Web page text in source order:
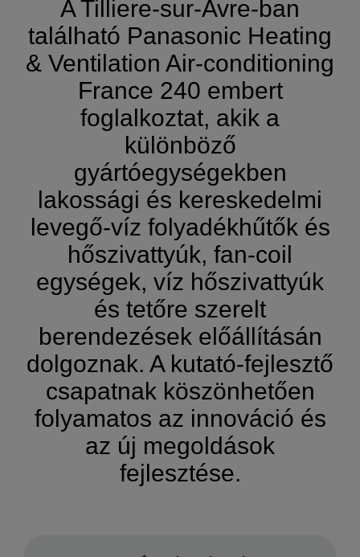
A Tilliere-sur-Avre-ban
található Panasonic Heating
& Ventilation Air-conditioning
France 240 embert
foglalkoztat, akik a
különböző
gyártóegységekben
lakossági és kereskedelmi
levegő-víz folyadékhűtők és
hőszivattyúk, fan-coil
egységek, víz hőszivattyúk
és tetőre szerelt
berendezések előállításán
dolgoznak. A kutató-fejlesztő
csapatnak köszönhetően
folyamatos az innováció és
az új megoldások
fejlesztése.